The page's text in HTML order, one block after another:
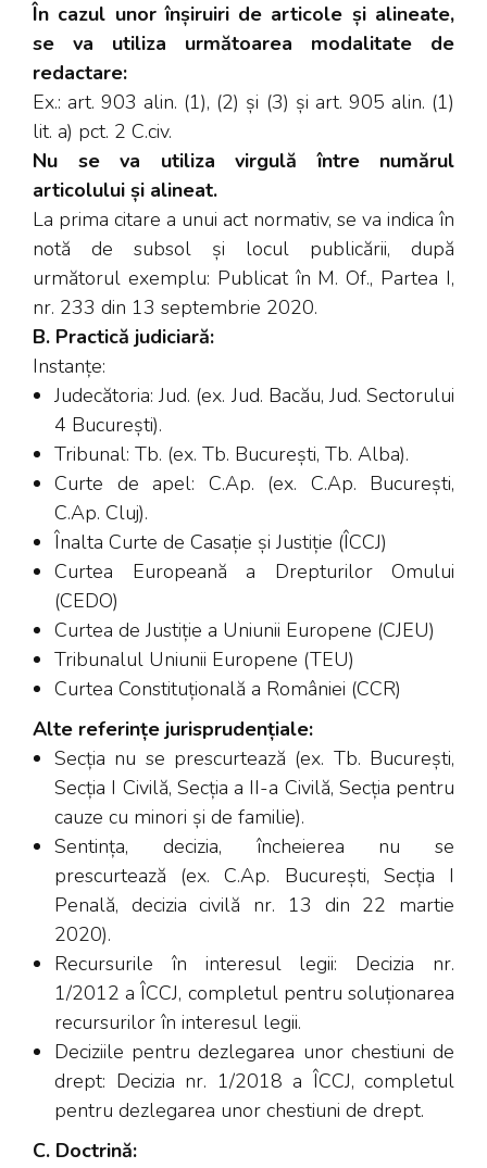
În cazul unor înșiruiri de articole și alineate,
se va utiliza următoarea modalitate de
redactare:
Ex.: art. 903 alin. (1), (2) și (3) și art. 905 alin. (1)
lit. a) pct. 2 C.civ.
Nu se va utiliza virgulă între numărul
articolului și alineat.
La prima citare a unui act normativ, se va indica în
notă de subsol și locul publicării, după
următorul exemplu: Publicat în M. Of., Partea I,
nr. 233 din 13 septembrie 2020.
B. Practică judiciară:
Instanțe:
Judecătoria: Jud. (ex. Jud. Bacău, Jud. Sectorului
4 București).
Tribunal: Tb. (ex. Tb. București, Tb. Alba).
Curte de apel: C.Ap. (ex. C.Ap. București,
C.Ap. Cluj).
Înalta Curte de Casație și Justiție (ÎCCJ)
Curtea Europeană a Drepturilor Omului
(CEDO)
Curtea de Justiție a Uniunii Europene (CJEU)
Tribunalul Uniunii Europene (TEU)
Curtea Constituțională a României (CCR)
Alte referințe jurisprudențiale:
Secția nu se prescurtează (ex. Tb. București,
Secția I Civilă, Secția a II-a Civilă, Secția pentru
cauze cu minori și de familie).
Sentința, decizia, încheierea nu se
prescurtează (ex. C.Ap. București, Secția I
Penală, decizia civilă nr. 13 din 22 martie
2020).
Recursurile în interesul legii: Decizia nr.
1/2012 a ÎCCJ, completul pentru soluționarea
recursurilor în interesul legii.
Deciziile pentru dezlegarea unor chestiuni de
drept: Decizia nr. 1/2018 a ÎCCJ, completul
pentru dezlegarea unor chestiuni de drept.
C. Doctrină: